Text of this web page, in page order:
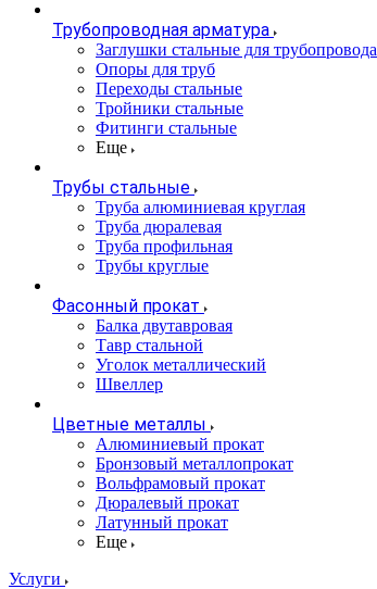
Трубопроводная арматура
Заглушки стальные для трубопровода
Опоры для труб
Переходы стальные
Тройники стальные
Фитинги стальные
Еще
Трубы стальные
Труба алюминиевая круглая
Труба дюралевая
Труба профильная
Трубы круглые
Фасонный прокат
Балка двутавровая
Тавр стальной
Уголок металлический
Швеллер
Цветные металлы
Алюминиевый прокат
Бронзовый металлопрокат
Вольфрамовый прокат
Дюралевый прокат
Латунный прокат
Еще
Услуги